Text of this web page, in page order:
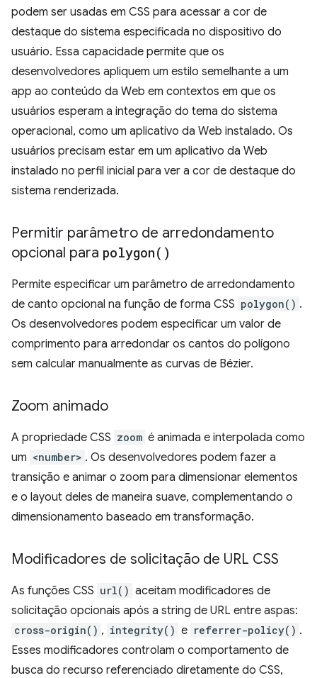
podem ser usadas em CSS para acessar a cor de
destaque do sistema especificada no dispositivo do
usuário. Essa capacidade permite que os
desenvolvedores apliquem um estilo semelhante a um
app ao conteúdo da Web em contextos em que os
usuários esperam a integração do tema do sistema
operacional, como um aplicativo da Web instalado. Os
usuários precisam estar em um aplicativo da Web
instalado no perfil inicial para ver a cor de destaque do
sistema renderizada.
Permitir parâmetro de arredondamento
opcional para polygon( )
Permite especificar um parâmetro de arredondamento
de canto opcional na função de forma CSS polygon() .
Os desenvolvedores podem especificar um valor de
comprimento para arredondar os cantos do polígono
sem calcular manualmente as curvas de Bézier.
Zoom animado
A propriedade CSS zoom é animada e interpolada como
um <number> . Os desenvolvedores podem fazer a
transição e animar o zoom para dimensionar elementos
e o layout deles de maneira suave, complementando o
dimensionamento baseado em transformação.
Modificadores de solicitação de URL CSS
As funções CSS url() aceitam modificadores de
solicitação opcionais após a string de URL entre aspas:
cross-origin() , integrity() e referrer-policy() .
Esses modificadores controlam o comportamento de
busca do recurso referenciado diretamente do CSS,